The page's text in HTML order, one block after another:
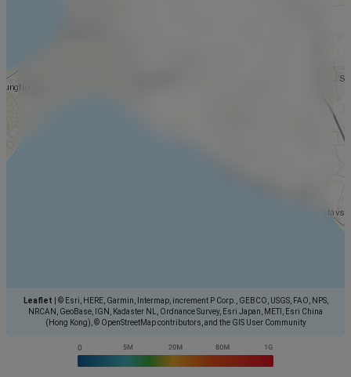
Leaflet
© Esri, HERE, Garmin, Intermap, increment P Corp., GEBCO, USGS, FAO, NPS,
NRCAN, GeoBase, IGN, Kadaster NL, Ordnance Survey, Esri Japan, METI, Esri China
(Hong Kong), © OpenStreetMap contributors, and the GIS User Community